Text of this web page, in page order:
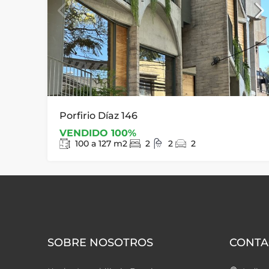
Porfirio Díaz 146
VENDIDO 100%
100 a 127 m2 2 2 2
SOBRE NOSOTROS